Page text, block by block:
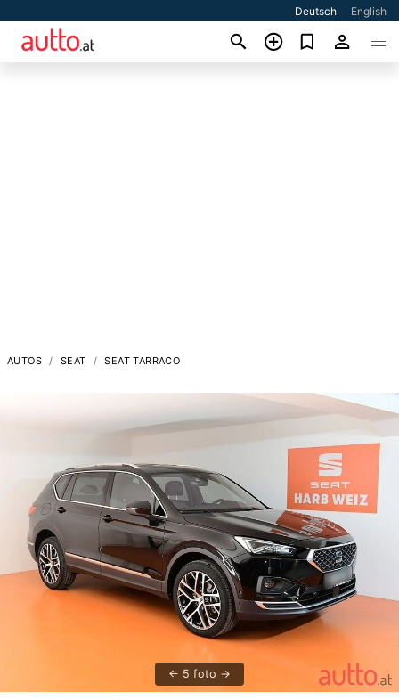
Deutsch English
AUTOS SEAT SEAT TARRACO
5 foto